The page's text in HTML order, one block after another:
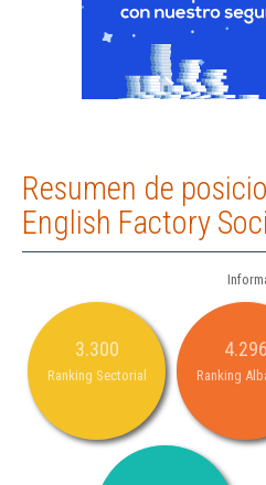
Resumen de
English Factory
3.300
Ranking Sectorial
4.296
Ranking